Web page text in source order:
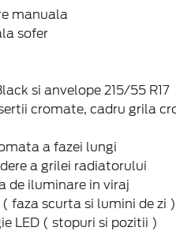
manuala
sofer
si anvelope 215/55 R17
cromate, cadru grila
a fazei lungi
a grilei radiatorului
de iluminare in viraj
faza scurta si lumini de zi )
LED ( stopuri si pozitii )